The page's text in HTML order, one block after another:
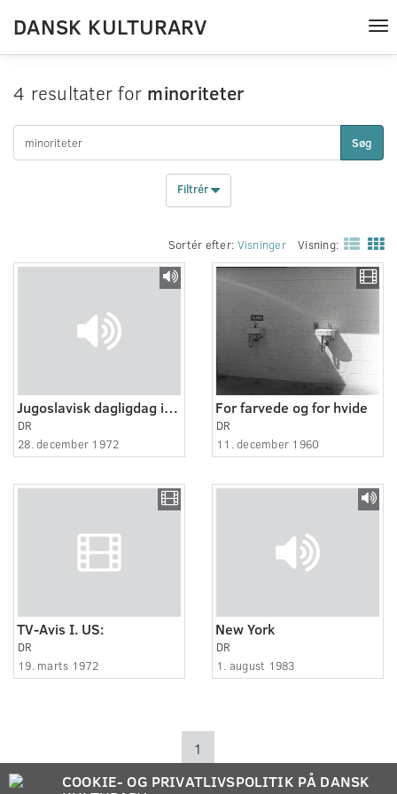
DANSK KULTURARV
4 resultater for minoriteter
Søg
Filtrér
Sortér efter: Visninger Visning:
Jugoslavisk dagligdag i silkeborg
DR
28. december 1972
For farvede og for hvide
DR
11. december 1960
TV-Avis I. US:
DR
19. marts 1972
New York
DR
1. august 1983
1
COOKIE- OG PRIVATLIVSPOLITIK PÅ DANSK